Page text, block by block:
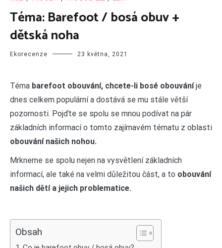
Téma: Barefoot / bosá obuv +
dětská noha
Ekorecenze 23 května, 2021
Téma barefoot obouvání, chcete-li bosé obouváníje
dnes celkem populární a dostává se mu stále větší
pozornosti. Pojďte se spolu se mnou podívat na pár
základních informací o tomto zajímavém tématu z oblasti
obouvání našich nohou.
Mrkneme se spolu nejen na vysvětlení základních
informací, ale také na velmi důležitou část, a to obouvání
našich dětí a jejich problematice.
Obsah